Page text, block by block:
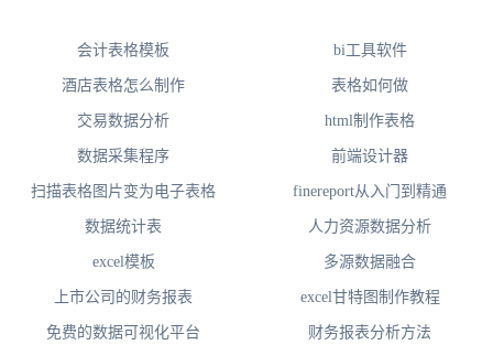
会计表格模板 bi工具软件
酒店表格怎么制作 表格如何做
交易数据分析 html制作表格
数据采集程序 前端设计器
扫描表格图片变为电子表格 finereport从入门到精通
数据统计表 人力资源数据分析
excel模板 多源数据融合
上市公司的财务报表 excel甘特图制作教程
免费的数据可视化平台 财务报表分析方法